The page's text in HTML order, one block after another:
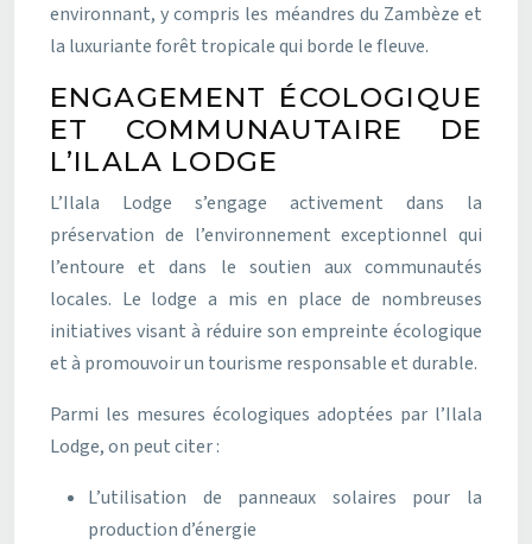
environnant, y compris les méandres du Zambèze et
la luxuriante forêt tropicale qui borde le fleuve.
ENGAGEMENT ÉCOLOGIQUE
ET COMMUNAUTAIRE DE
L’ILALA LODGE
L’Ilala Lodge s’engage activement dans la
préservation de l’environnement exceptionnel qui
l’entoure et dans le soutien aux communautés
locales. Le lodge a mis en place de nombreuses
initiatives visant à réduire son empreinte écologique
et à promouvoir un tourisme responsable et durable.
Parmi les mesures écologiques adoptées par l’Ilala
Lodge, on peut citer :
L’utilisation de panneaux solaires pour la
production d’énergie